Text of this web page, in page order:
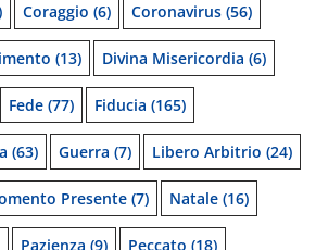
Coraggio (6) Coronavirus (56)
(13) Divina Misericordia (6)
Fede (77) Fiducia (165)
(63) Guerra (7) Libero Arbitrio (24)
Presente (7) Natale (16)
Pazienza (9) Peccato (18)